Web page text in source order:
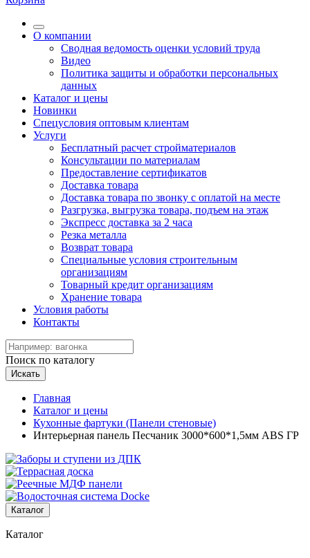
О компании
Сводная ведомость оценки условий труда
Видео
Политика защиты и обработки персональных
данных
Каталог и цены
Новинки
Спецусловия оптовым клиентам
Услуги
Бесплатный расчет стройматериалов
Консультации по материалам
Предоставление сертификатов
Доставка товара
Доставка товара по звонку с оплатой на месте
Разгрузка, выгрузка товара, подъем на этаж
Экспресс доставка за 2 часа
Резка металла
Возврат товара
Специальные условия строительным
организациям
Товарный кредит организациям
Хранение товара
Условия работы
Контакты
Поиск по каталогу
Искать
Главная
Каталог и цены
Кухонные фартуки (Панели стеновые)
Интерьерная панель Песчаник 3000*600*1,5мм ABS ГР
Каталог
Каталог